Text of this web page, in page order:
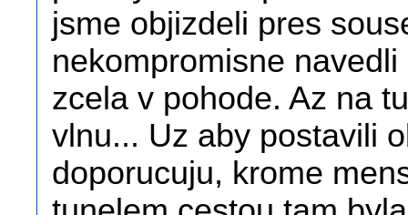
jsme objizdeli pres
nekompromisne
zcela v pohode. Az na
vlnu... Uz aby postavili
doporucuju, krome